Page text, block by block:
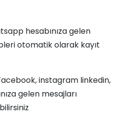
hesabınıza gelen
otomatik olarak kayıt
instagram linkedin,
gelen mesajları